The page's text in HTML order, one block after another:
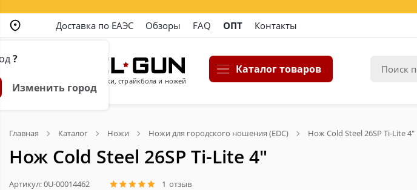
?
Изменить город
Доставка по ЕАЭС Обзоры FAQ ОПТ Контакты
Магазин пневматики, страйкбола и ножей
Каталог товаров
Главная Каталог Ножи Ножи для городского ношения (EDC) Нож Cold Steel 26SP Ti-Lite 4"
Нож Cold Steel 26SP Ti-Lite 4"
Артикул: 0U-00014462 1 отзыв